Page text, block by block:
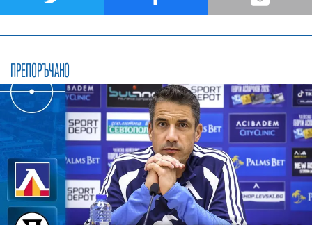
ПРЕПОРЪЧАНО